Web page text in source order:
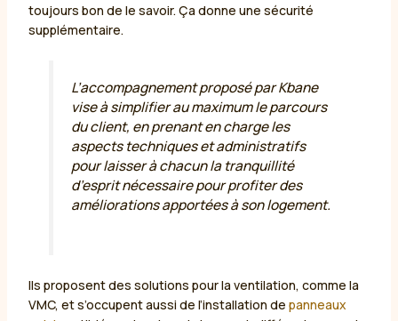
toujours bon de le savoir. Ça donne une sécurité
supplémentaire.
L’accompagnement proposé par Kbane
vise à simplifier au maximum le parcours
du client, en prenant en charge les
aspects techniques et administratifs
pour laisser à chacun la tranquillité
d’esprit nécessaire pour profiter des
améliorations apportées à son logement.
Ils proposent des solutions pour la ventilation, comme la
VMC, et s’occupent aussi de l’installation de panneaux